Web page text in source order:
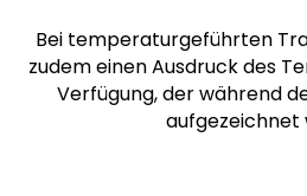
Bei temperaturgeführten
zudem einen Ausdruck des
Verfügung, der während
aufgezeichnet